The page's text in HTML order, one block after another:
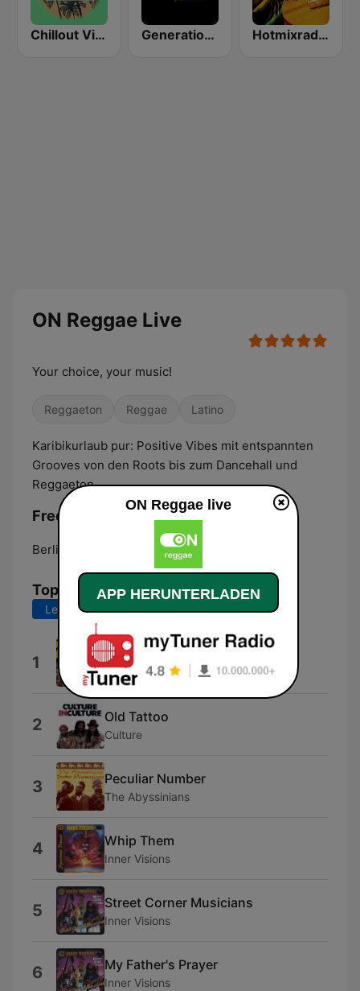
Chillout Vibes Generations Reggae Hotmixradio Reggae
ON Reggae Live
Your choice, your music!
Reggaeton Reggae Latino
Karibikurlaub pur: Positive Vibes mit entspannten
Grooves von den Roots bis zum Dancehall und
Reggaeton.
Frequenzen ON Reggae:
Berlin:
Top-Songs
Letzte 7 Tage Letzte 30 Tage
1 Dub Organizer
Augustus Pablo
2 Old Tattoo
Culture
3 Peculiar Number
The Abyssinians
4 Whip Them
Inner Visions
5 Street Corner Musicians
Inner Visions
6 My Father's Prayer
Inner Visions
ON Reggae live
APP HERUNTERLADEN